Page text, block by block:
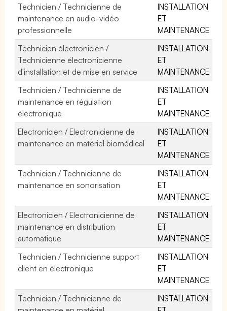
Technicien / Technicienne de
maintenance en audio-vidéo
professionnelle
INSTALLATION
ET
MAINTENANCE
Technicien électronicien /
Technicienne électronicienne
d'installation et de mise en service
INSTALLATION
ET
MAINTENANCE
Technicien / Technicienne de
maintenance en régulation
électronique
INSTALLATION
ET
MAINTENANCE
Electronicien / Electronicienne de
maintenance en matériel biomédical
INSTALLATION
ET
MAINTENANCE
Technicien / Technicienne de
maintenance en sonorisation
INSTALLATION
ET
MAINTENANCE
Electronicien / Electronicienne de
maintenance en distribution
automatique
INSTALLATION
ET
MAINTENANCE
Technicien / Technicienne support
client en électronique
INSTALLATION
ET
MAINTENANCE
Technicien / Technicienne de
INSTALLATION